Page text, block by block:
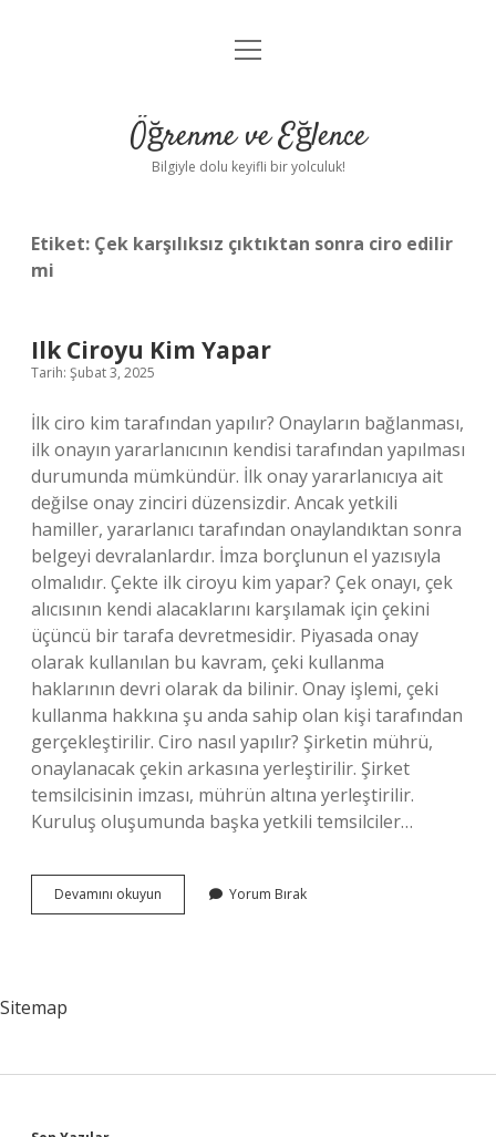
Anasayfa
Yasal Uyarı
menüyü
Öğrenme ve Eğlence
Bilgiyle dolu keyifli bir yolculuk!
Etiket: Çek karşılıksız çıktıktan sonra ciro edilir
mi
Ilk Ciroyu Kim Yapar
Tarih: Şubat 3, 2025
İlk ciro kim tarafından yapılır? Onayların bağlanması,
ilk onayın yararlanıcının kendisi tarafından yapılması
durumunda mümkündür. İlk onay yararlanıcıya ait
değilse onay zinciri düzensizdir. Ancak yetkili
hamiller, yararlanıcı tarafından onaylandıktan sonra
belgeyi devralanlardır. İmza borçlunun el yazısıyla
olmalıdır. Çekte ilk ciroyu kim yapar? Çek onayı, çek
alıcısının kendi alacaklarını karşılamak için çekini
üçüncü bir tarafa devretmesidir. Piyasada onay
olarak kullanılan bu kavram, çeki kullanma
haklarının devri olarak da bilinir. Onay işlemi, çeki
kullanma hakkına şu anda sahip olan kişi tarafından
gerçekleştirilir. Ciro nasıl yapılır? Şirketin mührü,
onaylanacak çekin arkasına yerleştirilir. Şirket
temsilcisinin imzası, mührün altına yerleştirilir.
Kuruluş oluşumunda başka yetkili temsilciler…
Devamını okuyun
Ciroyu
Yorum Bırak
Sitemap